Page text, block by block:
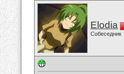
Elodia
Собеседник